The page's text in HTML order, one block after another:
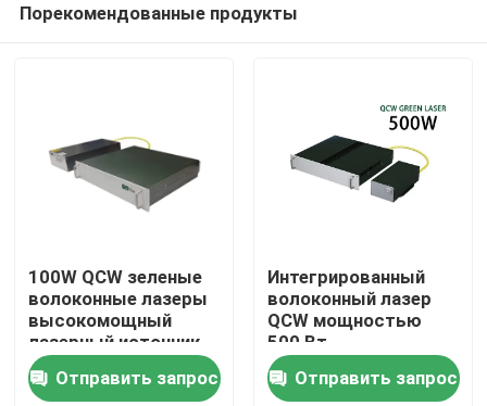
Товары
Видео
Порекомендованные продукты
100W QCW зеленые
волоконные лазеры
высокомощный
лазерный источник
для резки сверления
сварки 200W 300W
Отправить запрос
Интегрированный
волоконный лазер
QCW мощностью
500 Вт,
одномодовый,
наносекундный,
Отправить запрос